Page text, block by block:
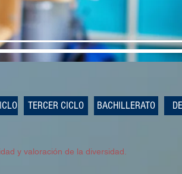
TERCER CICLO BACHILLERATO
y valoración de la diversidad.